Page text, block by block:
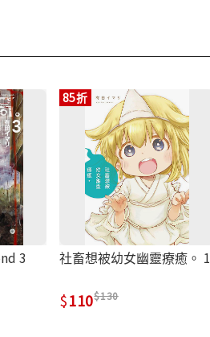
3
85折
社畜想被幼女幽靈療癒。 1
110 130